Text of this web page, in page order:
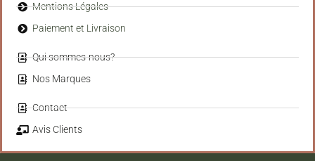
Mentions Légales
Paiement et Livraison
Qui sommes-nous?
Nos Marques
Contact
Avis Clients